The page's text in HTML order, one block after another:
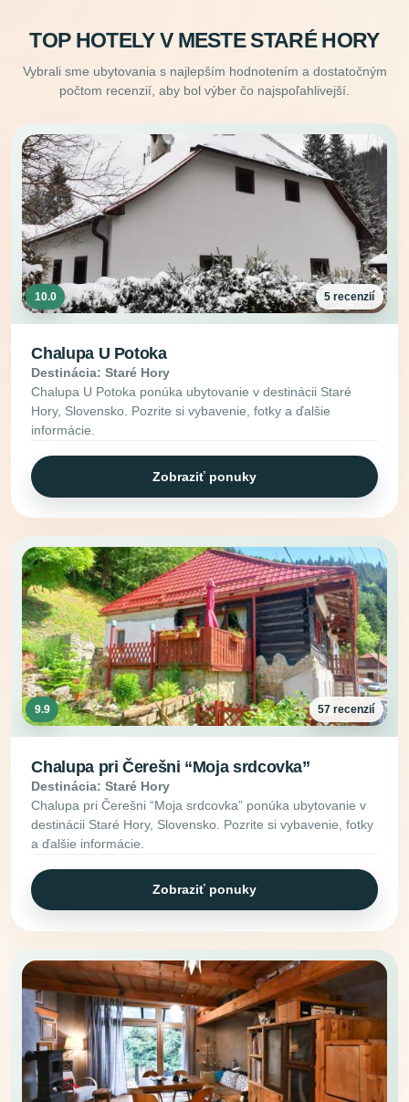
TOP HOTELY V MESTE STARÉ HORY
Vybrali sme ubytovania s najlepším hodnotením a dostatočným
počtom recenzií, aby bol výber čo najspoľahlivejší.
10.0 5 recenzií
Chalupa U Potoka
Destinácia: Staré Hory
Chalupa U Potoka ponúka ubytovanie v destinácii Staré
Hory, Slovensko. Pozrite si vybavenie, fotky a ďalšie
informácie.
Zobraziť ponuky
9.9 57 recenzií
Chalupa pri Čerešni “Moja srdcovka”
Destinácia: Staré Hory
Chalupa pri Čerešni “Moja srdcovka” ponúka ubytovanie v
destinácii Staré Hory, Slovensko. Pozrite si vybavenie, fotky
a ďalšie informácie.
Zobraziť ponuky